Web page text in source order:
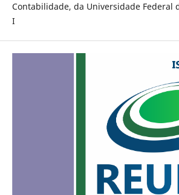
Contabilidade, da Universidade Federal
I